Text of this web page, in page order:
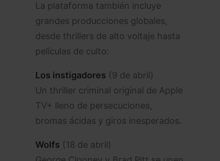
La plataforma también incluye
grandes producciones globales,
desde thrillers de alto voltaje hasta
películas de culto:
Los instigadores (9 de abril)
Un thriller criminal original de Apple
TV+ lleno de persecuciones,
bromas ácidas y giros inesperados.
Wolfs (18 de abril)